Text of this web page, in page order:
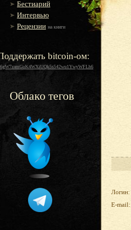
Бестиарий
Интервью
Рецензии на книги
bitcoin-ом:
Облако тегов
Логин:
E-mail: